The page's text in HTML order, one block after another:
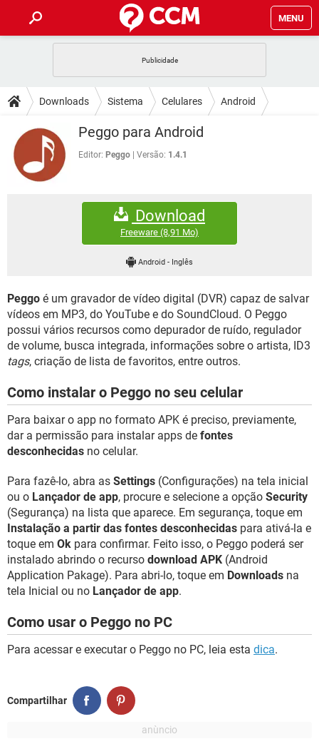
MENU
CELULAR FACEBOOK
OUTLOOK EXCEL
INSTAGRAM GMAIL
GUIA DE COMPRAS
DICAS
JOGOS WHATSAPP
CELULAR
OUTLOOK
DOWNLOADS
WHATSAPP
CELULAR
EXCEL
GMAIL
FÓRUM
FACEBOOK
EXCEL
GMAIL
WHATSAPP
INSTAGRAM GMAIL
GUIA DE COMPRAS
Downloads Sistema Celulares Android
Peggo para Android
Editor: Peggo Versão: 1.4.1
Download
Freeware (8,91 Mo)
Android- Inglês
Peggo é um gravador de vídeo digital (DVR) capaz de salvar
vídeos em MP3, do YouTube e do SoundCloud. O Peggo
possui vários recursos como depurador de ruído, regulador
de volume, busca integrada, informações sobre o artista, ID3
tags, criação de lista de favoritos, entre outros.
Como instalar o Peggo no seu celular
Para baixar o app no formato APK é preciso, previamente,
dar a permissão para instalar apps de fontes
desconhecidas no celular.
Para fazê-lo, abra as Settings (Configurações) na tela inicial
ou o Lançador de app, procure e selecione a opção Security
(Segurança) na lista que aparece. Em segurança, toque em
Instalação a partir das fontes desconhecidas para ativá-la e
toque em Ok para confirmar. Feito isso, o Peggo poderá ser
instalado abrindo o recurso download APK (Android
Application Pakage). Para abri-lo, toque em Downloads na
tela Inicial ou no Lançador de app.
Como usar o Peggo no PC
Para acessar e executar o Peggo no PC, leia esta dica.
Compartilhar